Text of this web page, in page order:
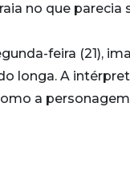
no que parecia
feira (21),
longa. A
a